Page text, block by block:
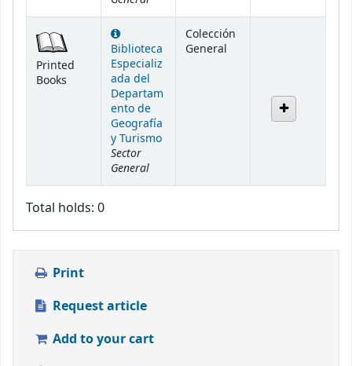
Printed
Books
Biblioteca
Especializ
ada del
Departam
ento de
Geografía
y Turismo
Sector
General
Colección
General
Total holds: 0
Print
Request article
Add to your cart